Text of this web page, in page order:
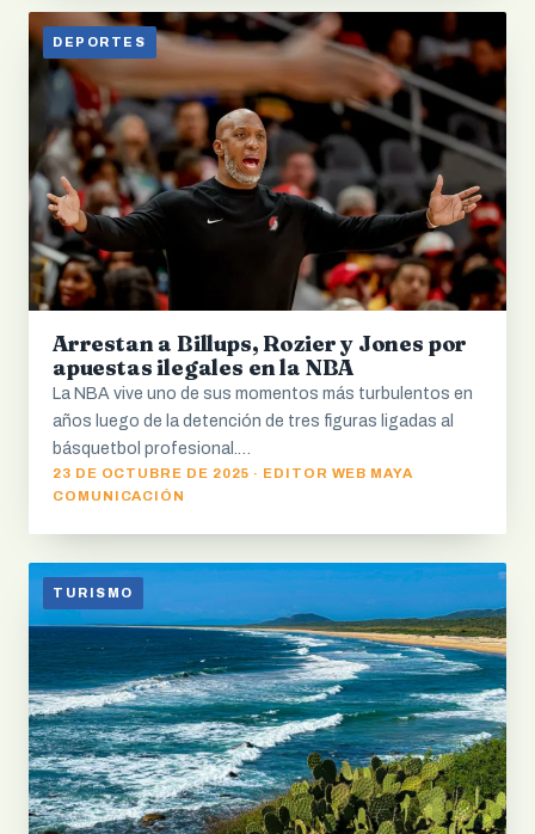
DEPORTES
Arrestan a Billups, Rozier y Jones por
apuestas ilegales en la NBA
La NBA vive uno de sus momentos más turbulentos en
años luego de la detención de tres figuras ligadas al
básquetbol profesional.…
23 DE OCTUBRE DE 2025 · EDITOR WEB MAYA
COMUNICACIÓN
TURISMO